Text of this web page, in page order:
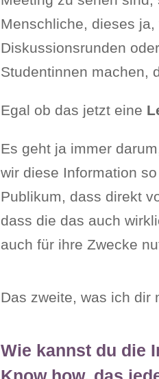
Menschliche, dieses
Diskussionsrunden
Studentinnen machen,
Egal ob das jetzt eine
Es geht ja immer
wir diese Information
Publikum, dass direkt
dass die das auch
auch für ihre Zwecke
Das zweite, was ich dir
Wie kannst du die